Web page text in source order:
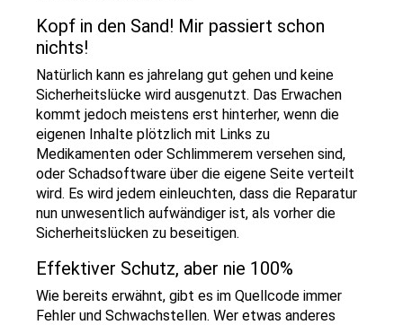
Kopf in den Sand! Mir passiert schon
nichts!
Natürlich kann es jahrelang gut gehen und keine
Sicherheitslücke wird ausgenutzt. Das Erwachen
kommt jedoch meistens erst hinterher, wenn die
eigenen Inhalte plötzlich mit Links zu
Medikamenten oder Schlimmerem versehen sind,
oder Schadsoftware über die eigene Seite verteilt
wird. Es wird jedem einleuchten, dass die Reparatur
nun unwesentlich aufwändiger ist, als vorher die
Sicherheitslücken zu beseitigen.
Effektiver Schutz, aber nie 100%
Wie bereits erwähnt, gibt es im Quellcode immer
Fehler und Schwachstellen. Wer etwas anderes